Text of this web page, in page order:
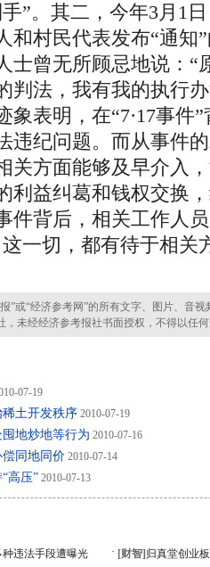
”。其二，今年3月1
和村民代表发布“通知
士曾无所顾忌地说：“
判法，我有我的执行
表明，在“7·17事件”
违纪问题。而从事件
关方面能够及早介入
利益纠葛和钱权交换
件背后，相关工作人
一切，都有待于相关
或“经济参考网”的所有文字、图片、音视
，未经经济参考报社书面授权，不得以任
07-19
土开发秩序 2010-07-19
地炒地等行为 2010-07-16
同地同价 2010-07-14
高压” 2010-07-13
违法手段遭曝光 · [财智] 归真堂创业